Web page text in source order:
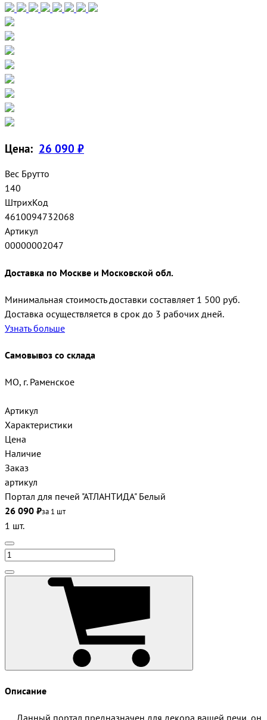
Цена: 26 090 ₽
Вес Брутто
140
ШтрихКод
4610094732068
Артикул
00000002047
Доставка по Москве и Московской обл.
Минимальная стоимость доставки составляет 1 500 руб.
Доставка осуществляется в срок до 3 рабочих дней.
Узнать больше
Самовывоз со склада
МО, г. Раменское
Артикул
Характеристики
Цена
Наличие
Заказ
артикул
Портал для печей "АТЛАНТИДА" Белый
26 090 ₽за 1 шт
1 шт.
Описание
Данный портал предназначен для декора вашей печи, он